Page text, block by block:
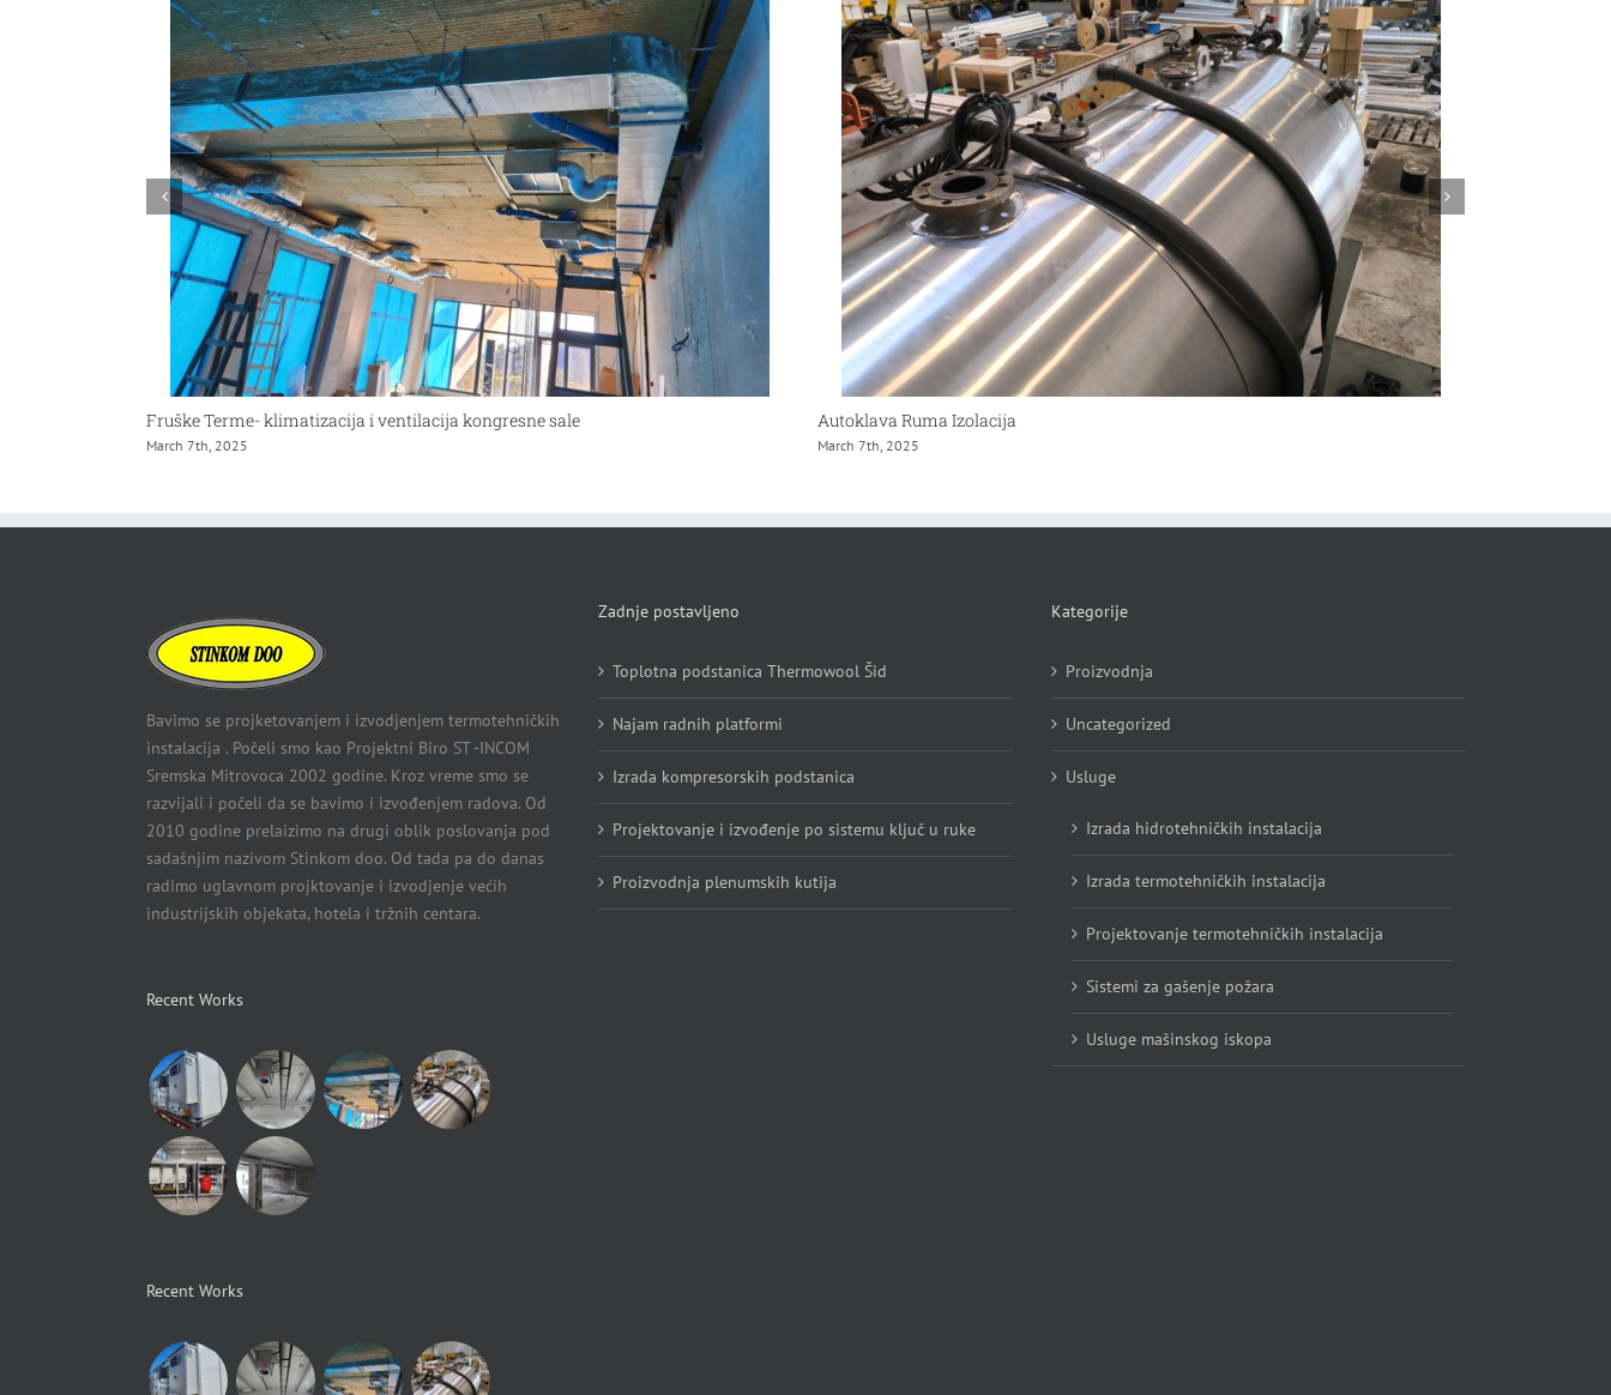
Fruške Terme- klimatizacija i ventilacija kongresne sale
March 7th, 2025
Autoklava Ruma Izolacija
March 7th, 2025
Bavimo se projketovanjem i izvodjenjem termotehničkih
instalacija . Počeli smo kao Projektni Biro ST -INCOM
Sremska Mitrovoca 2002 godine. Kroz vreme smo se
razvijali i počeli da se bavimo i izvođenjem radova. Od
2010 godine prelaizimo na drugi oblik poslovanja pod
sadašnjim nazivom Stinkom doo. Od tada pa do danas
radimo uglavnom projktovanje i izvodjenje većih
industrijskih objekata, hotela i tržnih centara.
Recent Works
Recent Works
Zadnje postavljeno
Toplotna podstanica Thermowool Šid
Najam radnih platformi
Izrada kompresorskih podstanica
Projektovanje i izvođenje po sistemu ključ u ruke
Proizvodnja plenumskih kutija
Kategorije
Proizvodnja
Uncategorized
Usluge
Izrada hidrotehničkih instalacija
Izrada termotehničkih instalacija
Projektovanje termotehničkih instalacija
Sistemi za gašenje požara
Usluge mašinskog iskopa